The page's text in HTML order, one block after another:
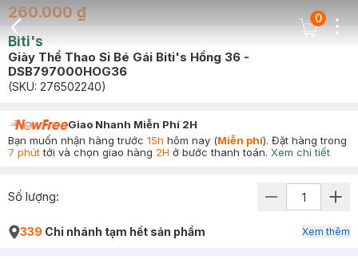
Back Icon
Cart Icon
0
260.000 ₫
Biti's
Giày Thể Thao Si Bé Gái Biti's Hồng 36 -
DSB797000HOG36
(SKU: 276502240)
Giao Nhanh Miễn Phí 2H
Bạn muốn nhận hàng trước 15h hôm nay (Miễn phí). Đặt hàng trong
7 phúttới và chọn giao hàng 2H ở bước thanh toán. Xem chi tiết
Số lượng:
339 Chi nhánh tạm hết sản phẩm Xem thêm